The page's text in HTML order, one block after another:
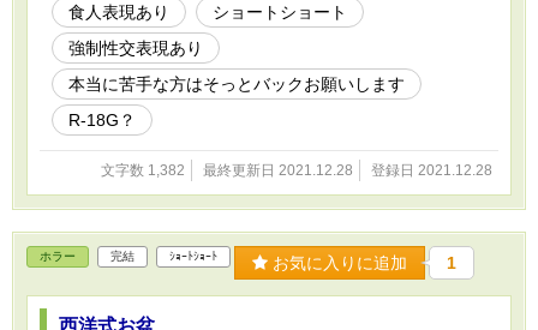
食人表現あり
ショートショート
強制性交表現あり
本当に苦手な方はそっとバックお願いします
R-18G？
文字数 1,382 最終更新日 2021.12.28 登録日 2021.12.28
ホラー 完結 ｼｮｰﾄｼｮｰﾄ お気に入りに追加 1
西洋式お盆